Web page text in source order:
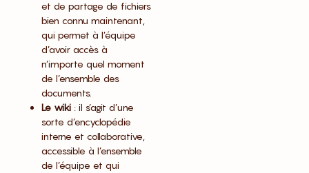
et de partage de fichiers
bien connu maintenant,
qui permet à l’équipe
d’avoir accès à
n’importe quel moment
de l’ensemble des
documents.
Le wiki : il s’agit d’une
sorte d’encyclopédie
interne et collaborative,
accessible à l’ensemble
de l’équipe et qui